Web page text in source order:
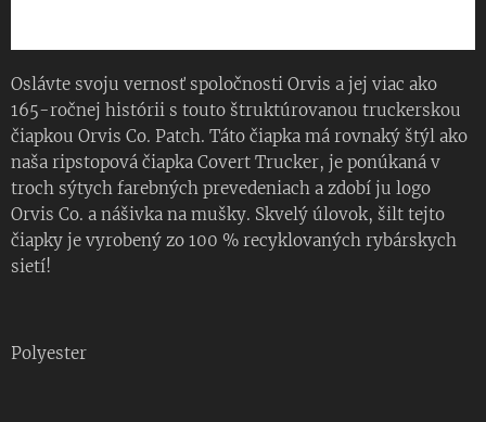
Oslávte svoju vernosť spoločnosti Orvis a jej viac ako
165-ročnej histórii s touto štruktúrovanou truckerskou
čiapkou Orvis Co. Patch. Táto čiapka má rovnaký štýl ako
naša ripstopová čiapka Covert Trucker, je ponúkaná v
troch sýtych farebných prevedeniach a zdobí ju logo
Orvis Co. a nášivka na mušky. Skvelý úlovok, šilt tejto
čiapky je vyrobený zo 100 % recyklovaných rybárskych
sietí!
Polyester